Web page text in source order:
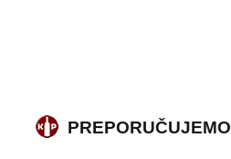
PREPORUČUJEMO